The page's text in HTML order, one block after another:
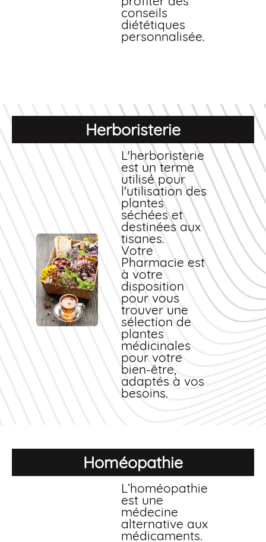
conseils
diététiques
personnalisée.
Herboristerie
L'herboristerie
est un terme
utilisé pour
l'utilisation des
plantes
séchées et
destinées aux
tisanes.
Votre
Pharmacie est
à votre
disposition
pour vous
trouver une
sélection de
plantes
médicinales
pour votre
bien-être,
adaptés à vos
besoins.
Homéopathie
L’homéopathie
est une
médecine
alternative aux
médicaments.